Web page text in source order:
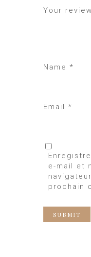
Your review
Name *
Email *
e-mail et
prochain